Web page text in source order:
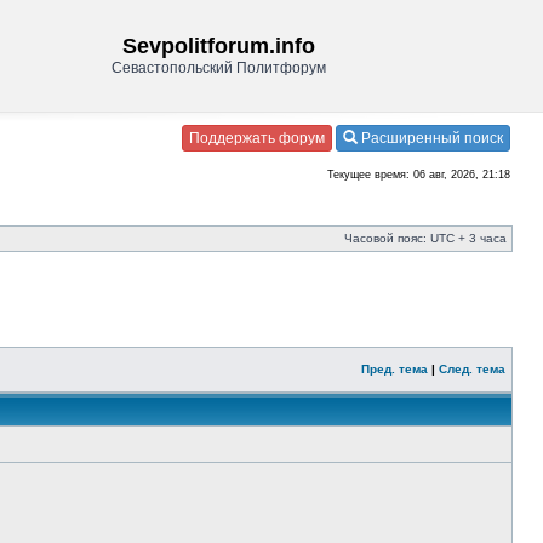
Sevpolitforum.info
Севастопольский Политфорум
Поддержать форум Расширенный поиск
Текущее время: 06 авг, 2026, 21:18
Часовой пояс: UTC + 3 часа
Пред. тема | След. тема